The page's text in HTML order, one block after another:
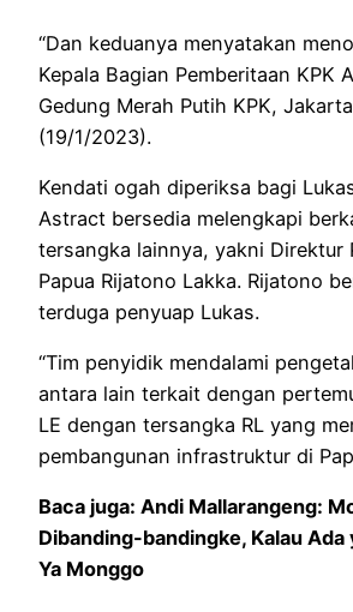
“Dan keduanya menyatakan
Kepala Bagian Pemberitaan KPK
Gedung Merah Putih KPK,
(19/1/2023).
Kendati ogah diperiksa bagi
Astract bersedia melengkapi
tersangka lainnya, yakni Direktur
Papua Rijatono Lakka. Rijatono
terduga penyuap Lukas.
“Tim penyidik mendalami
antara lain terkait dengan
LE dengan tersangka RL yang
pembangunan infrastruktur di
Baca juga: Andi Mallarangeng:
Dibanding-bandingke, Kalau Ada
Ya Monggo